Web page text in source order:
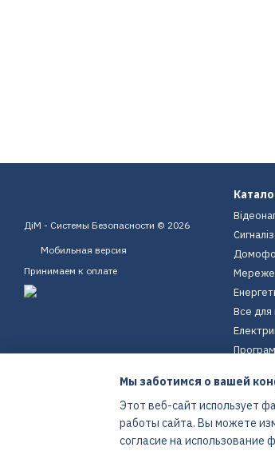
ДіМ - Системы Безопасности © 2026
Мобильная версия
Принимаем к оплате
Интернет-магазин создан с Хорошоп
Все
Мы заботимся о вашей
Этот веб-сайт использует
работы сайта. Вы можете
согласие на использование